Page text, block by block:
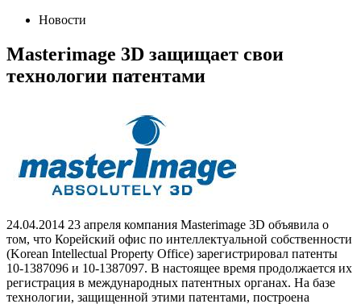
Новости
Masterimage 3D защищает свои
технологии патентами
24.04.2014 23 апреля компания Masterimage 3D объявила о
том, что Корейский офис по интеллектуальной собственности
(Korean Intellectual Property Office) зарегистрировал патенты
10-1387096 и 10-1387097. В настоящее время продолжается их
регистрация в международных патентных органах. На базе
технологии, защищенной этими патентами, построена